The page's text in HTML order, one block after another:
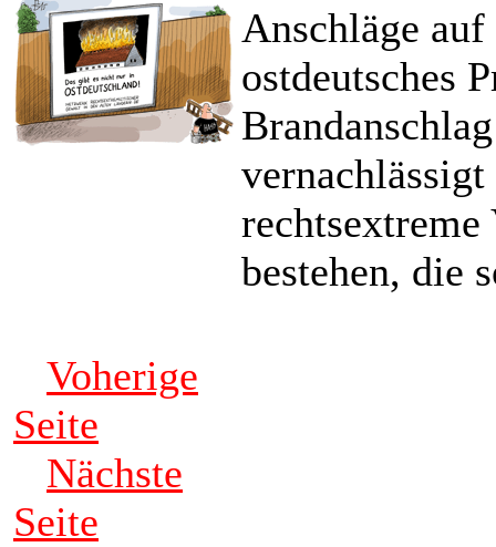
Anschläge
ostdeutsches
bestehen, die
Voherige
Seite
Nächste
Seite